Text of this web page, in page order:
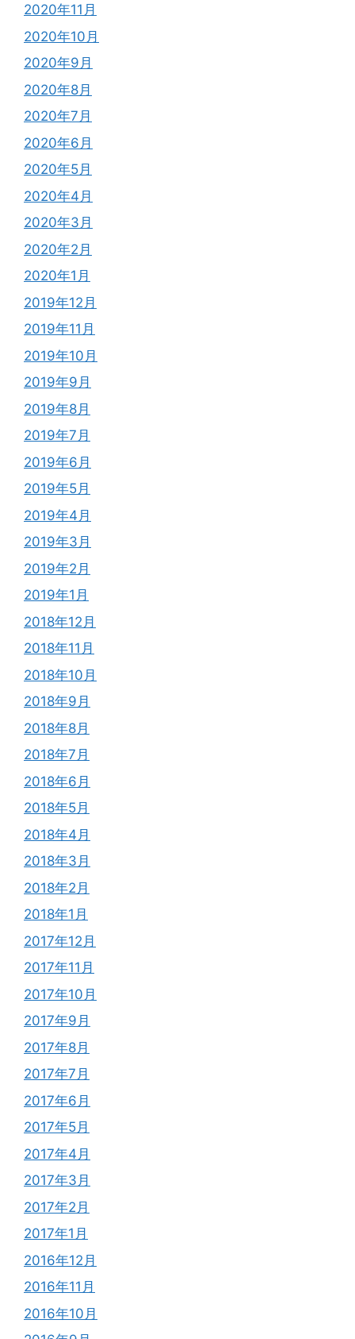
2020年11月
2020年10月
2020年9月
2020年8月
2020年7月
2020年6月
2020年5月
2020年4月
2020年3月
2020年2月
2020年1月
2019年12月
2019年11月
2019年10月
2019年9月
2019年8月
2019年7月
2019年6月
2019年5月
2019年4月
2019年3月
2019年2月
2019年1月
2018年12月
2018年11月
2018年10月
2018年9月
2018年8月
2018年7月
2018年6月
2018年5月
2018年4月
2018年3月
2018年2月
2018年1月
2017年12月
2017年11月
2017年10月
2017年9月
2017年8月
2017年7月
2017年6月
2017年5月
2017年4月
2017年3月
2017年2月
2017年1月
2016年12月
2016年11月
2016年10月